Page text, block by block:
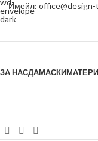
Имейл: office@design-
ЗА НАСДАМАСКИ